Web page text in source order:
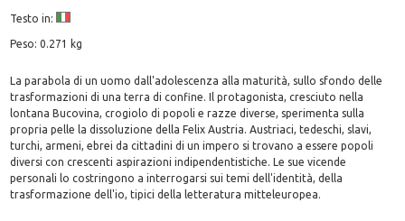
Testo in:
Peso: 0.271 kg
La parabola di un uomo dall'adolescenza alla maturità, sullo sfondo delle
trasformazioni di una terra di confine. Il protagonista, cresciuto nella
lontana Bucovina, crogiolo di popoli e razze diverse, sperimenta sulla
propria pelle la dissoluzione della Felix Austria. Austriaci, tedeschi, slavi,
turchi, armeni, ebrei da cittadini di un impero si trovano a essere popoli
diversi con crescenti aspirazioni indipendentistiche. Le sue vicende
personali lo costringono a interrogarsi sui temi dell'identità, della
trasformazione dell'io, tipici della letteratura mitteleuropea.